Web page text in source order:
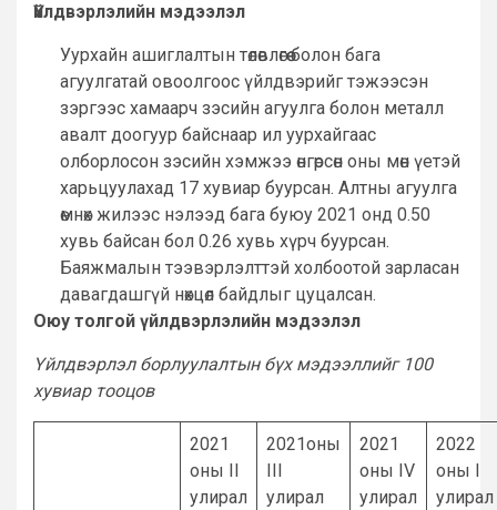
Үйлдвэрлэлийн мэдээлэл
Уурхайн ашиглалтын төлөвлөгөө болон бага
агуулгатай овоолгоос үйлдвэрийг тэжээсэн
зэргээс хамаарч зэсийн агуулга болон металл
авалт доогуур байснаар ил уурхайгаас
олборлосон зэсийн хэмжээ өнгөрсөн оны мөн үетэй
харьцуулахад 17 хувиар буурсан. Алтны агуулга
өмнөх жилээс нэлээд бага буюу 2021 онд 0.50
хувь байсан бол 0.26 хувь хүрч буурсан.
Баяжмалын тээвэрлэлттэй холбоотой зарласан
давагдашгүй нөхцөл байдлыг цуцалсан.
Оюу толгой үйлдвэрлэлийн мэдээлэл
Үйлдвэрлэл борлуулалтын бүх мэдээллийг 100
хувиар тооцов
2021
оны II
улирал
2021оны
улирал
2021
оны IV
улирал
2022
оны I
улирал